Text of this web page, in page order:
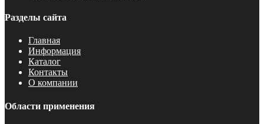
Разделы сайта
Главная
Информация
Каталог
Контакты
О компании
Области применения